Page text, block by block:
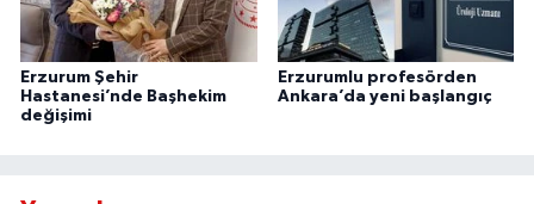
Erzurum Şehir
Hastanesi’nde Başhekim
değişimi
Erzurumlu profesörden
Ankara’da yeni başlangıç